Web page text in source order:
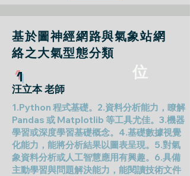
基於圖神經網路與氣象站網
絡之大氣型態分類
1 位
汪立本 老師
1.Python 程式基礎。2.資料分析能力，瞭解
Pandas 或 Matplotlib 等工具尤佳。3.機器
學習或深度學習基礎概念。4.基礎數據視覺
化能力，能將分析結果以圖表呈現。5.對氣
象資料分析或人工智慧應用有興趣。6.具備
主動學習與問題解決能力，能閱讀技術文件